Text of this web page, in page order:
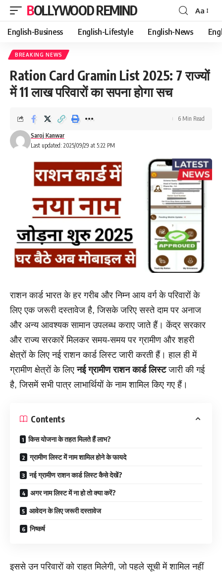
BOLLYWOOD REMIND
Font
Resizer
Aa
English-Business English-Lifestyle English-News
BREAKING NEWS
Ration Card Gramin List 2025: 7 राज्यों
में 11 लाख परिवारों का सपना होगा सच
Last updated: 2025/09/29 at 5:22 PM
Saroj Kanwar
6 Min Read
राशन कार्ड भारत के हर गरीब और निम्न आय वर्ग के परिवारों के
लिए एक जरूरी दस्तावेज है, जिसके जरिए सस्ते दाम पर अनाज
और अन्य आवश्यक सामान उपलब्ध कराए जाते हैं। केंद्र सरकार
और राज्य सरकारें मिलकर समय-समय पर ग्रामीण और शहरी
क्षेत्रों के लिए नई राशन कार्ड लिस्ट जारी करती हैं। हाल ही में
ग्रामीण क्षेत्रों के लिएनई ग्रामीण राशन कार्ड लिस्टजारी की गई
है, जिसमें सभी पात्र लाभार्थियों के नाम शामिल किए गए हैं।
Contents
किस योजना के तहत मिलते हैं लाभ?
ग्रामीण लिस्ट में नाम शामिल होने के फायदे
नई ग्रामीण राशन कार्ड लिस्ट कैसे देखें?
अगर नाम लिस्ट में ना हो तो क्या करें?
आवेदन के लिए जरूरी दस्तावेज
निष्कर्ष
इससे उन परिवारों को राहत मिलेगी, जो पहले सूची में शामिल नहीं